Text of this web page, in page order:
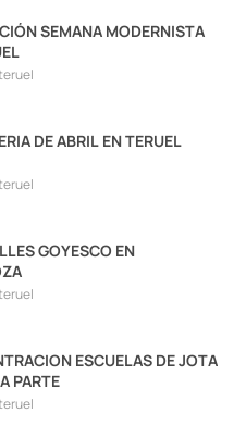
SEMANA MODERNISTA
DE ABRIL EN TERUEL
GOYESCO EN
ESCUELAS DE JOTA
PARTE